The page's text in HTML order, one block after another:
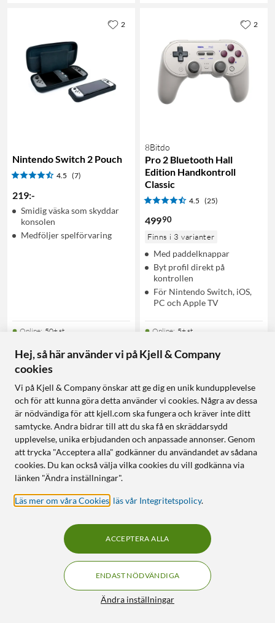
Nintendo Switch 2 Pouch
4.5 (7)
219:-
Smidig väska som skyddar
konsolen
Medföljer spelförvaring
Online: 50+ st
2
8Bitdo
Pro 2 Bluetooth Hall
Edition Handkontroll
Classic
4.5 (25)
49990
Finns i 3 varianter
Med paddelknappar
Byt profil direkt på
kontrollen
För Nintendo Switch, iOS,
PC och Apple TV
Online: 5+ st
2
Arcade Stick
Perfekt till fightingspel
Makrofunktion och lätt att
För Nintendo Switch och PC
Multicharge Dock Station
329:-
Laddar 4 Joy-Cons + konsol
samtidigt
Inbyggd fläkt motverkar
överhettning
RGB-belysning med 9
ljuseffekter
Hej, så här använder vi på Kjell & Company
cookies
Vi på Kjell & Company önskar att ge dig en unik kundupplevelse
och för att kunna göra detta använder vi cookies. Några av dessa
är nödvändiga för att kjell.com ska fungera och kräver inte ditt
samtycke. Andra bidrar till att du ska få en skräddarsydd
upplevelse, unika erbjudanden och anpassade annonser. Genom
att trycka "Acceptera alla" godkänner du användandet av sådana
cookies. Du kan också välja vilka cookies du vill godkänna via
länken "Ändra inställningar".
Läs mer om våra Cookies läs vår Integritetspolicy.
Ändra inställningar
ENDAST NÖDVÄNDIGA
ACCEPTERA ALLA